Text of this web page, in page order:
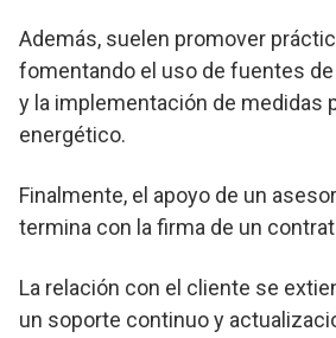
Además, suelen promover
fomentando el uso de fuentes
y la implementación de medidas
energético.
Finalmente, el apoyo de un
termina con la firma de un
La relación con el cliente se
un soporte continuo y